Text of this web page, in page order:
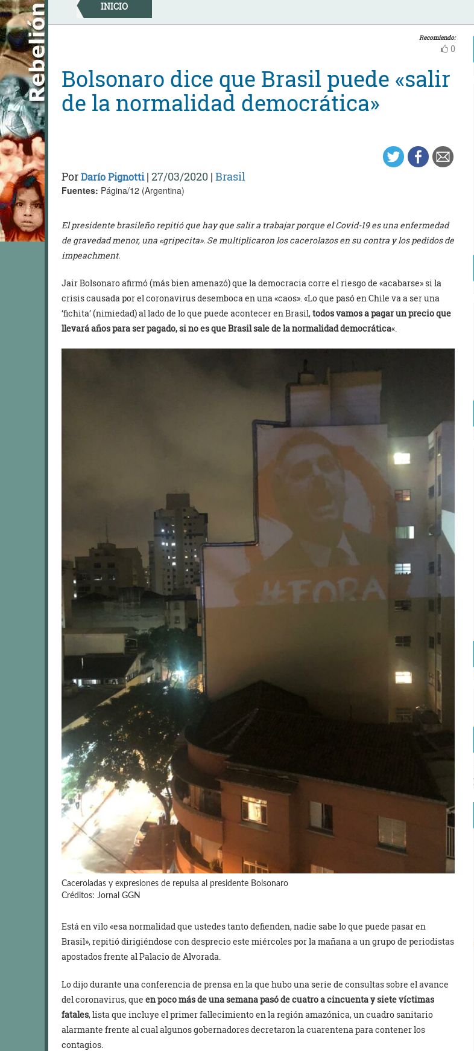
Skip
to
content
INICIO
Recomiendo:
0
Bolsonaro dice que Brasil puede «salir
de la normalidad democrática»
PorDarío Pignotti| 27/03/2020 | Brasil
Fuentes: Página/12 (Argentina)
El presidente brasileño repitió que hay que salir a trabajar porque el Covid-19 es una enfermedad
de gravedad menor, una «gripecita». Se multiplicaron los cacerolazos en su contra y los pedidos de
impeachment.
Jair Bolsonaro afirmó (más bien amenazó) que la democracia corre el riesgo de «acabarse» si la
crisis causada por el coronavirus desemboca en una «caos». «Lo que pasó en Chile va a ser una
‘fichita’ (nimiedad) al lado de lo que puede acontecer en Brasil,todos vamos a pagar un precio que
llevará años para ser pagado, si no es que Brasil sale de la normalidad democrática«.
Caceroladas y expresiones de repulsa al presidente Bolsonaro
Créditos: Jornal GGN
Está en vilo «esa normalidad que ustedes tanto defienden, nadie sabe lo que puede pasar en
Brasil», repitió dirigiéndose con desprecio este miércoles por la mañana a un grupo de periodistas
apostados frente al Palacio de Alvorada.
Lo dijo durante una conferencia de prensa en la que hubo una serie de consultas sobre el avance
del coronavirus, que en poco más de una semana pasó de cuatro a cincuenta y siete víctimas
fatales, lista que incluye el primer fallecimiento en la región amazónica, un cuadro sanitario
alarmante frente al cual algunos gobernadores decretaron la cuarentena para contener los
contagios.